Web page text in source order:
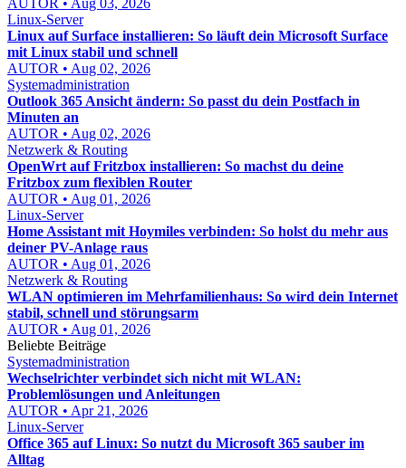
AUTOR • Aug 03, 2026
Linux-Server
Linux auf Surface installieren: So läuft dein Microsoft Surface
mit Linux stabil und schnell
AUTOR • Aug 02, 2026
Systemadministration
Outlook 365 Ansicht ändern: So passt du dein Postfach in
Minuten an
AUTOR • Aug 02, 2026
Netzwerk & Routing
OpenWrt auf Fritzbox installieren: So machst du deine
Fritzbox zum flexiblen Router
AUTOR • Aug 01, 2026
Linux-Server
Home Assistant mit Hoymiles verbinden: So holst du mehr aus
deiner PV-Anlage raus
AUTOR • Aug 01, 2026
Netzwerk & Routing
WLAN optimieren im Mehrfamilienhaus: So wird dein Internet
stabil, schnell und störungsarm
AUTOR • Aug 01, 2026
Beliebte Beiträge
Systemadministration
Wechselrichter verbindet sich nicht mit WLAN:
Problemlösungen und Anleitungen
AUTOR • Apr 21, 2026
Linux-Server
Office 365 auf Linux: So nutzt du Microsoft 365 sauber im
Alltag